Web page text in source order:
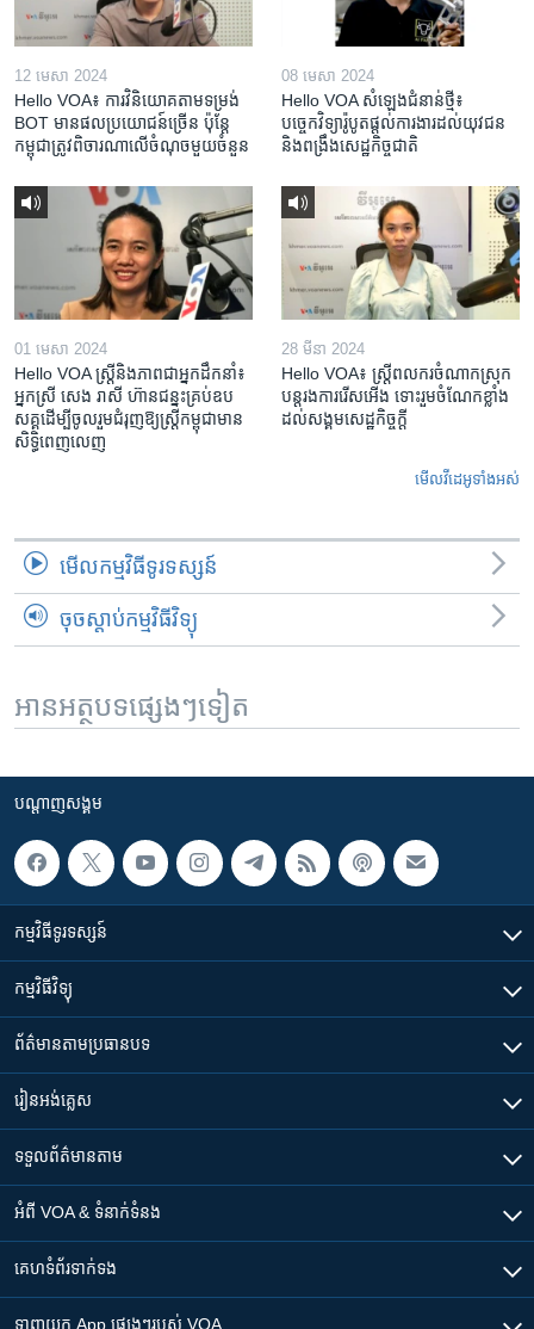
12 មេសា 2024
Hello VOA៖ ការ​វិនិយោគ​តាម​ទម្រង់ ​
BOT​ មាន​ផល​ប្រយោជន៍​ច្រើន ប៉ុន្តែ​
កម្ពុជា​ត្រូវ​ពិចារណា​លើ​ចំណុច​មួយ​ចំនួន
08 មេសា 2024
Hello VOA សំឡេង​ជំនាន់​ថ្មី៖
បច្ចេកវិទ្យា​រ៉ូបូត​ផ្តល់​ការងារ​ដល់​យុវជន
និង​ពង្រឹង​​សេដ្ឋកិច្ច​ជាតិ​​​​​​
01 មេសា 2024
Hello VOA ស្ត្រីនិងភាពជាអ្នកដឹកនាំ៖
អ្នកស្រី សេង រាសី ហ៊ានជន្នះគ្រប់ឧប
សគ្គដើម្បីចូលរួមជំរុញឱ្យស្រ្តីកម្ពុជាមាន
សិទ្ធិពេញលេញ
28 មីនា 2024
Hello VOA៖ ស្រ្តីពលករចំណាកស្រុក
បន្តរងការរើសអើង ទោះរួមចំណែកខ្លាំង
ដល់សង្គមសេដ្ឋកិច្ចក្តី
មើល​វីដេអូ​ទាំង​អស់
មើល​កម្មវិធី​ទូរទស្សន៍
ចុចស្តាប់កម្មវិធីវិទ្យុ
អានអត្ថបទផ្សេងៗទៀត
បណ្តាញ​សង្គម
កម្មវិធី​ទូរទស្សន៍
កម្មវិធី​វិទ្យុ
ព័ត៌មាន​តាមប្រធានបទ​
រៀន​​អង់គ្លេស
ទទួល​ព័ត៌មាន​តាម
អំពី​ VOA & ទំនាក់ទំនង
គេហទំព័រ​​ទាក់ទង
ទាញយក​ App ផ្សេងៗ​របស់​ VOA